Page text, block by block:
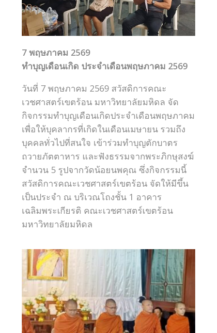
7 พฤษภาคม 2569
ทำบุญเดือนเกิด ประจำเดือนพฤษภาคม 2569
วันที่ 7 พฤษภาคม 2569 สวัสดิการคณะ
เวชศาสตร์เขตร้อน มหาวิทยาลัยมหิดล จัด
กิจกรรมทำบุญเดือนเกิดประจำเดือนพฤษภาคม
เพื่อให้บุคลากรที่เกิดในเดือนเมษายน รวมถึง
บุคคลทั่วไปที่สนใจ เข้าร่วมทำบุญตักบาตร
ถวายภัตตาหาร และฟังธรรมจากพระภิกษุสงฆ์
จำนวน 5 รูปจากวัดน้อยนพคุณ ซึ่งกิจกรรมนี้
สวัสดิการคณะเวชศาสตร์เขตร้อน จัดให้มีขึ้น
เป็นประจำ ณ บริเวณโถงชั้น 1 อาคาร
เฉลิมพระเกียรติ คณะเวชศาสตร์เขตร้อน
มหาวิทยาลัยมหิดล